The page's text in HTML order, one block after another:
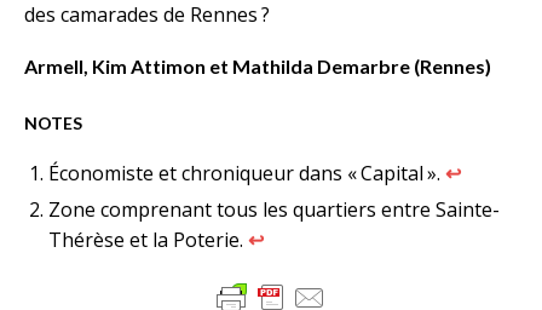
des camarades de Rennes ?
Armell, Kim Attimon et Mathilda Demarbre (Rennes)
NOTES
Économiste et chroniqueur dans « Capital ». ↩︎
Zone comprenant tous les quartiers entre Sainte-
Thérèse et la Poterie. ↩︎